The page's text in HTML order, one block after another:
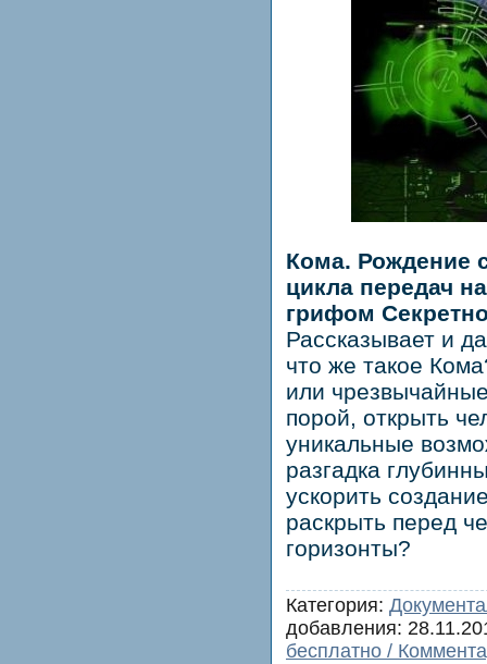
Кома. Рождение
цикла передач
грифом
Рассказывает и
что же такое
или
порой, открыть
уникальные
разгадка
ускорить
раскрыть перед
горизонты?
Категория:
добавления:
бесплатно /